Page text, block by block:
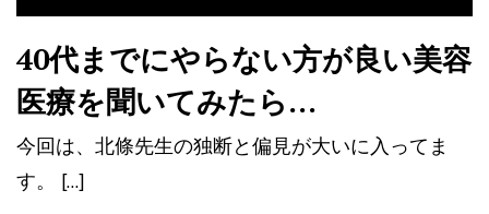
40代までにやらない方が良い美容
医療を聞いてみたら…
今回は、北條先生の独断と偏見が大いに入ってま
す。 […]